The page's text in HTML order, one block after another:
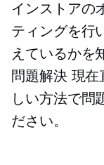
インストアの
ティングを行
えているかを
問題解決現在
しい方法で問
ださい。